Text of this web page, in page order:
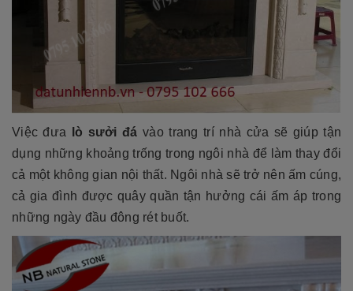
Việc đưa lò sưởi đá vào trang trí nhà cửa sẽ giúp tận
dụng những khoảng trống trong ngôi nhà để làm thay đổi
cả một không gian nội thất. Ngôi nhà sẽ trở nên ấm cúng,
cả gia đình được quây quần tận hưởng cái ấm áp trong
những ngày đầu đông rét buốt.